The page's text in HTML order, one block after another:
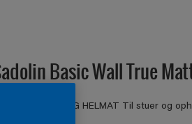
Basic Wall True
VÆGMALING HELMAT Til stuer og